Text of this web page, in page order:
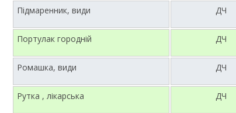
Підмаренник, види ДЧ
Портулак городній ДЧ
Ромашка, види ДЧ
Рутка , лікарська ДЧ